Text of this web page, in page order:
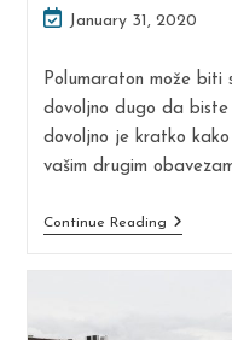
category:
Post
modified:
January 31, 2020
Polumaraton može biti
dovoljno dugo da
dovoljno je kratko
vašim drugim
Continue Reading
–